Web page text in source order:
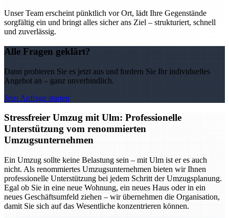
Unser Team erscheint pünktlich vor Ort, lädt Ihre Gegenstände
sorgfältig ein und bringt alles sicher ans Ziel – strukturiert, schnell
und zuverlässig.
Alle Fragen geklärt?
Dann probieren Sie es jetzt aus und fordern Sie Ihr individuelles
Angebot an – ganz unverbindlich.
Jetzt Anfrage starten
Stressfreier Umzug mit Ulm: Professionelle
Unterstützung vom renommierten
Umzugsunternehmen
Ein Umzug sollte keine Belastung sein – mit Ulm ist er es auch
nicht. Als renommiertes Umzugsunternehmen bieten wir Ihnen
professionelle Unterstützung bei jedem Schritt der Umzugsplanung.
Egal ob Sie in eine neue Wohnung, ein neues Haus oder in ein
neues Geschäftsumfeld ziehen – wir übernehmen die Organisation,
damit Sie sich auf das Wesentliche konzentrieren können.